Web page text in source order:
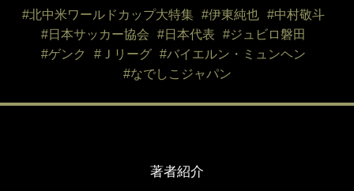
#北中米ワールドカップ大特集 #伊東純也
#中村敬斗
#日本サッカー協会
#日本代表
#ジュビロ磐田
#ゲンク
#Ｊリーグ
#バイエルン・ミュンヘン
#なでしこジャパン
著者紹介